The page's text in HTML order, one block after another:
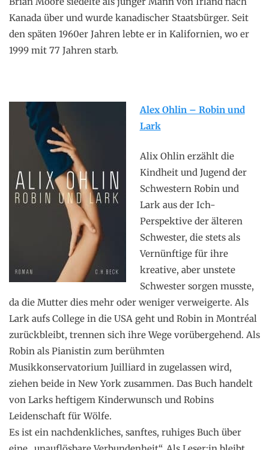
Kanada über und wurde kanadischer Staatsbürger. Seit
den späten 1960er Jahren lebte er in Kalifornien, wo er
1999 mit 77 Jahren starb.
Alex Ohlin – Robin und
Lark
Alix Ohlin erzählt die
Kindheit und Jugend der
Schwestern Robin und
Lark aus der Ich-
Perspektive der älteren
Schwester, die stets als
Vernünftige für ihre
kreative, aber unstete
Schwester sorgen musste,
da die Mutter dies mehr oder weniger verweigerte. Als
Lark aufs College in die USA geht und Robin in Montréal
zurückbleibt, trennen sich ihre Wege vorübergehend. Als
Robin als Pianistin zum berühmten
Musikkonservatorium Juilliard in zugelassen wird,
ziehen beide in New York zusammen. Das Buch handelt
von Larks heftigem Kinderwunsch und Robins
Leidenschaft für Wölfe.
Es ist ein nachdenkliches, sanftes, ruhiges Buch über